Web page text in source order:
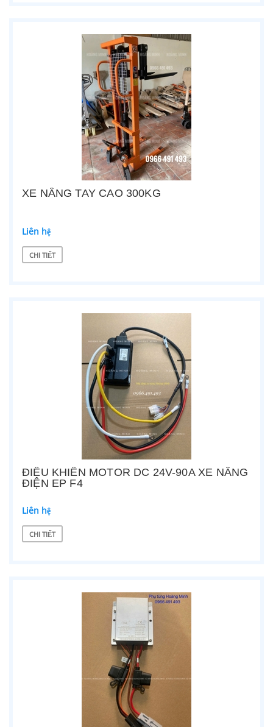
XE NÂNG TAY CAO 300KG
Liên hệ
CHI TIẾT
ĐIỀU KHIỂN MOTOR DC 24V-90A XE NÂNG
ĐIỆN EP F4
Liên hệ
CHI TIẾT